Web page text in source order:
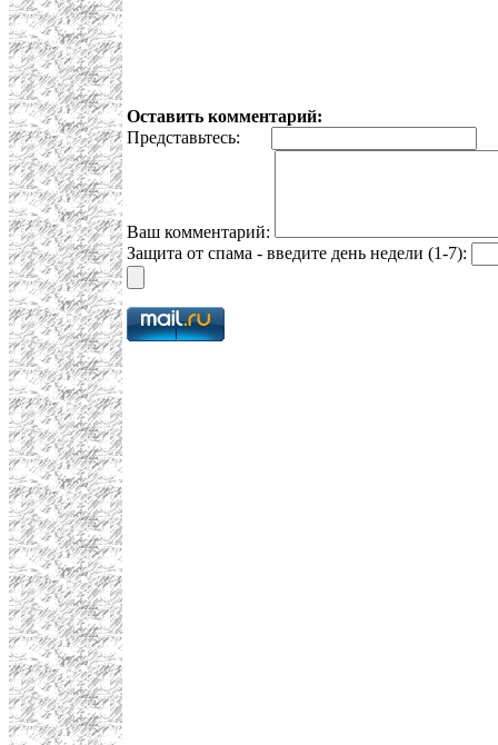
Оставить комментарий:
Представьтесь:
Ваш комментарий:
Защита от спама - введите день недели (1-7):